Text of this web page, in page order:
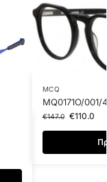
MCQ
MQ0171O/001/
€147.0 €110.0